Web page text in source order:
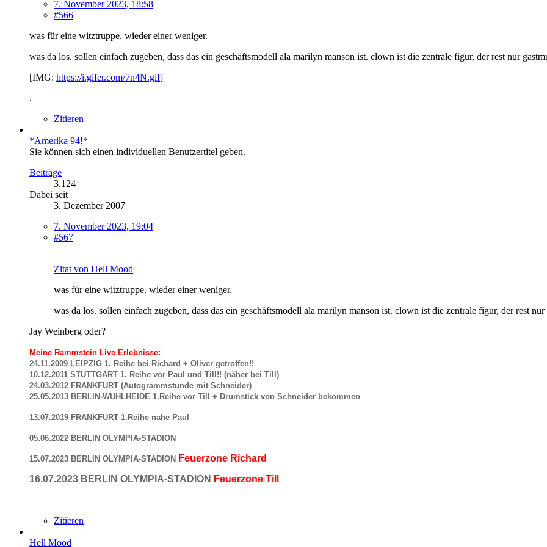
7. November 2023, 18:58
#566
was für eine witztruppe. wieder einer weniger.
was da los. sollen einfach zugeben, dass das ein geschäftsmodell ala marilyn manson ist. clown ist die zentrale figur, der rest nur
[IMG: https://i.gifer.com/7n4N.gif]
.
Zitieren
*Amerika 94!*
Sie können sich einen individuellen Benutzertitel geben.
Beiträge
3.124
Dabei seit
3. Dezember 2007
7. November 2023, 19:04
#567
Zitat von Hell Mood
was für eine witztruppe. wieder einer weniger.
was da los. sollen einfach zugeben, dass das ein geschäftsmodell ala marilyn manson ist. clown ist die zentrale figur, der rest nur
Jay Weinberg oder?
Meine Rammstein Live Erlebnisse:
24.11.2009 LEIPZIG 1. Reihe bei Richard + Oliver getroffen!!
10.12.2011 STUTTGART 1. Reihe vor Paul und Till!! (näher bei Till)
24.03.2012 FRANKFURT (Autogrammstunde mit Schneider)
25.05.2013 BERLIN-WUHLHEIDE 1.Reihe vor Till + Drumstick von Schneider bekommen
13.07.2019 FRANKFURT 1.Reihe nahe Paul
05.06.2022 BERLIN OLYMPIA-STADION
15.07.2023 BERLIN OLYMPIA-STADION Feuerzone Richard
16.07.2023 BERLIN OLYMPIA-STADION Feuerzone Till
Zitieren
Hell Mood